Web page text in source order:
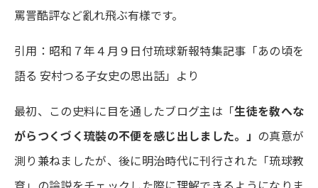
罵詈酷評など亂れ飛ぶ有樣です。
引用：昭和７年４月９日付琉球新報特集記事「あの頃を
語る 安村つる子女史の思出話」より
最初、この史料に目を通したブログ主は「生徒を敎へな
がらつくづく琉裝の不便を感じ出しました。」 の真意が
測り兼ねましたが、後に明治時代に刊行された「琉球教